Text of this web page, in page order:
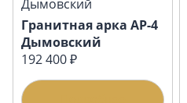
Гранитная арка АР-4
Дымовский
192 400 ₽